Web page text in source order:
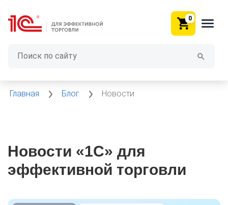
0
Главная Блог Новости
Новости «1С» для
эффективной торговли